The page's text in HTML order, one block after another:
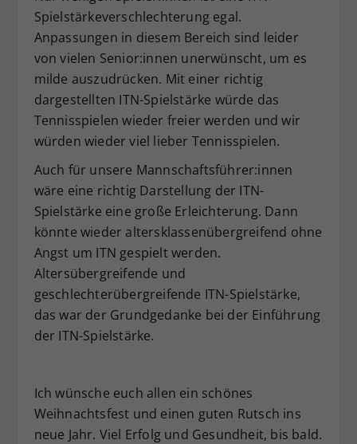
Spielstärkeverschlechterung egal.
Anpassungen in diesem Bereich sind leider
von vielen Senior:innen unerwünscht, um es
milde auszudrücken. Mit einer richtig
dargestellten ITN-Spielstärke würde das
Tennisspielen wieder freier werden und wir
würden wieder viel lieber Tennisspielen.
Auch für unsere Mannschaftsführer:innen
wäre eine richtig Darstellung der ITN-
Spielstärke eine große Erleichterung. Dann
könnte wieder altersklassenübergreifend ohne
Angst um ITN gespielt werden.
Altersübergreifende und
geschlechterübergreifende ITN-Spielstärke,
das war der Grundgedanke bei der Einführung
der ITN-Spielstärke.
Ich wünsche euch allen ein schönes
Weihnachtsfest und einen guten Rutsch ins
neue Jahr. Viel Erfolg und Gesundheit, bis bald.